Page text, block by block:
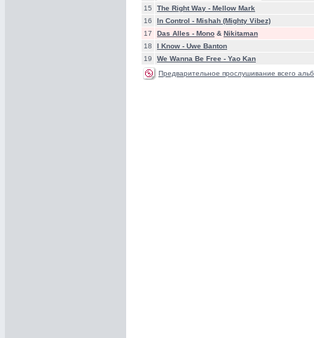
15
The Right Way - Mellow Mark
16
In Control - Mishah (Mighty Vibez)
17
Das Alles - Mono & Nikitaman
18
I Know - Uwe Banton
19
We Wanna Be Free - Yao Kan
Предварительное прослушивание всего